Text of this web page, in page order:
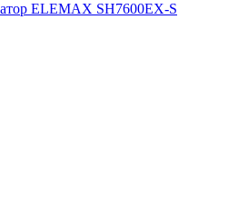
ELEMAX SH7600EX-S